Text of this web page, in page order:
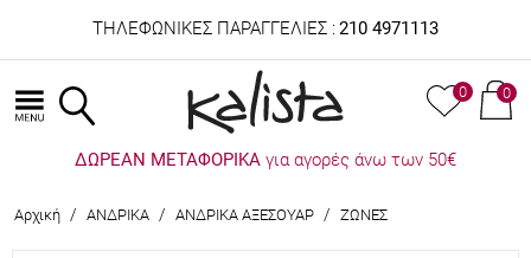
ΤΗΛΕΦΩΝΙΚΕΣ ΠΑΡΑΓΓΕΛΙΕΣ : 210 4971113
0 0
ΔΩΡΕΑΝ ΜΕΤΑΦΟΡΙΚΑ για αγορές άνω των 50€
Αρχική / ΑΝΔΡΙΚΑ / ΑΝΔΡΙΚΑ ΑΞΕΣΟΥΑΡ / ΖΩΝΕΣ